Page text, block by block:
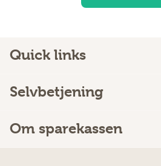
Quick links
Selvbetjening
Om sparekassen